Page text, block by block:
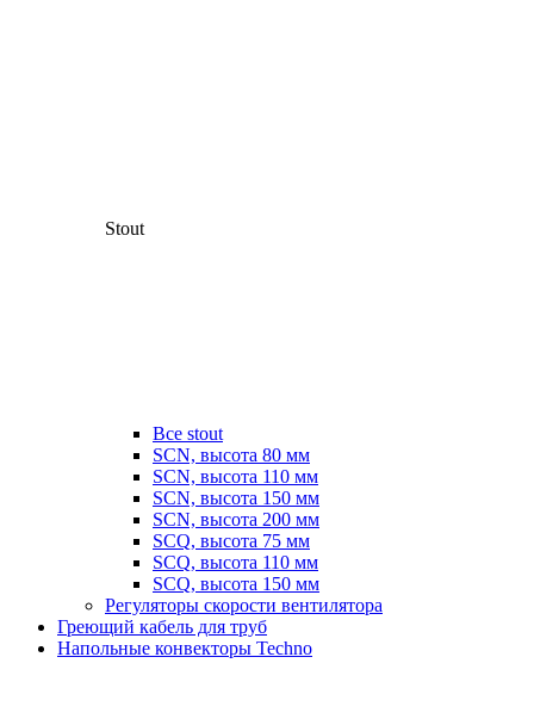
Stout
Все stout
SCN, высота 80 мм
SCN, высота 110 мм
SCN, высота 150 мм
SCN, высота 200 мм
SCQ, высота 75 мм
SCQ, высота 110 мм
SCQ, высота 150 мм
Регуляторы скорости вентилятора
Греющий кабель для труб
Напольные конвекторы Techno